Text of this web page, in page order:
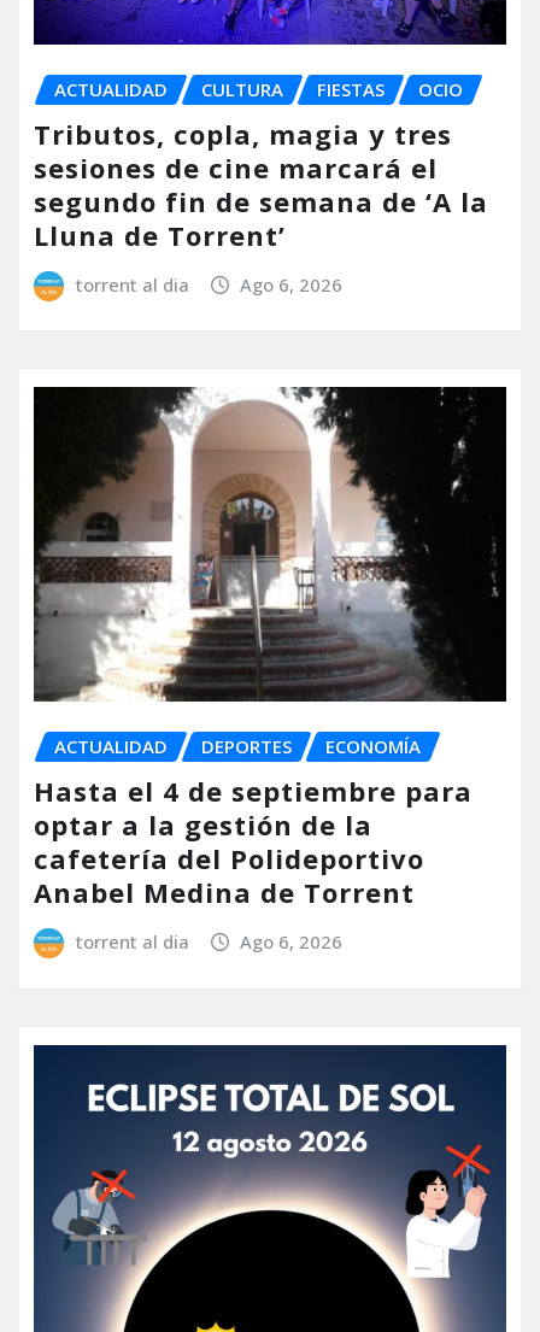
ACTUALIDAD CULTURA FIESTAS OCIO
Tributos, copla, magia y tres
sesiones de cine marcará el
segundo fin de semana de ‘A la
Lluna de Torrent’
torrent al dia Ago 6, 2026
ACTUALIDAD DEPORTES ECONOMÍA
Hasta el 4 de septiembre para
optar a la gestión de la
cafetería del Polideportivo
Anabel Medina de Torrent
torrent al dia Ago 6, 2026